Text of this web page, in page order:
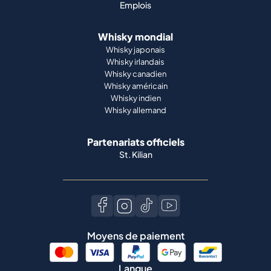
Emplois
Whisky mondial
Whisky japonais
Whisky irlandais
Whisky canadien
Whisky américain
Whisky indien
Whisky allemand
Partenariats officiels
St. Kilian
Moyens de paiement
Langue